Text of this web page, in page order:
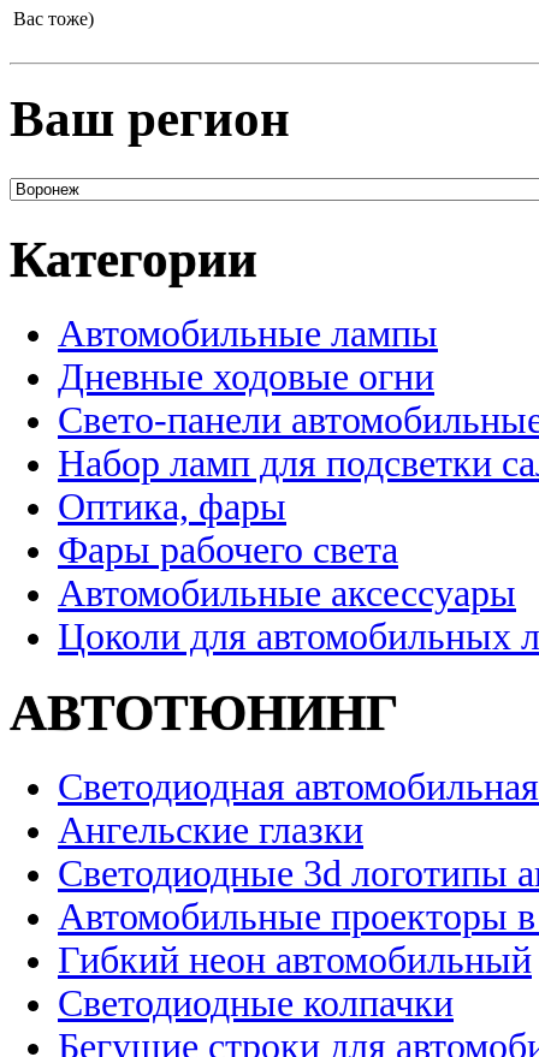
Вас тоже)
Ваш регион
Категории
Автомобильные лампы
Дневные ходовые огни
Свето-панели
Набор ламп для подсветки
Оптика, фары
Фары рабочего света
Автомобильные аксессуары
Цоколи для автомобильных
АВТОТЮНИНГ
Светодиодная
Ангельские глазки
Светодиодные 3d логотипы
Автомобильные проекторы
Гибкий неон автомобильный
Светодиодные колпачки
Бегущие строки для